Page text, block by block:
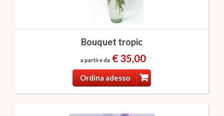
Bouquet tropic
a partire da € 35,00
Ordina adesso